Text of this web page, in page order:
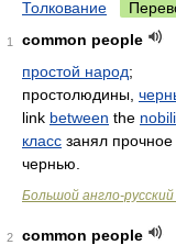
Толкование
1
common people
простой народ;
простолюдины,
link between the
класс занял прочное
чернью.
Большой англо-русский
2
common people